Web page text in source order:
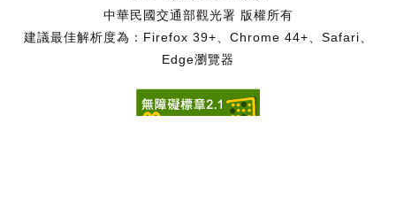
中華民國交通部觀光署 版權所有
建議最佳解析度為：Firefox 39+、Chrome 44+、Safari、
Edge瀏覽器